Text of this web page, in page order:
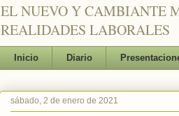
EL NUEVO Y CAMBIANTE
REALIDADES LABORALES
Inicio Diario
sábado, 2 de enero de 2021